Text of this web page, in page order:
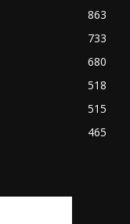
863
733
680
518
515
465